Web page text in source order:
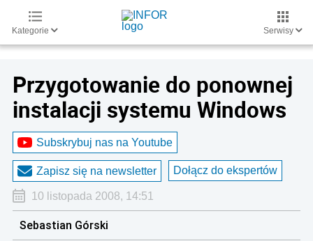
Kategorie Serwisy
Przygotowanie do ponownej
instalacji systemu Windows
Subskrybuj nas na Youtube
Zapisz się na newsletter Dołącz do ekspertów
10 listopada 2008, 14:51
Sebastian Górski